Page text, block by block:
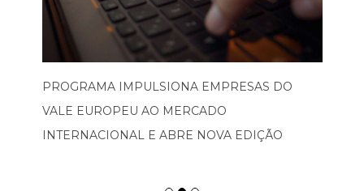
PROGRAMA IMPULSIONA EMPRESAS DO
VALE EUROPEU AO MERCADO
INTERNACIONAL E ABRE NOVA EDIÇÃO